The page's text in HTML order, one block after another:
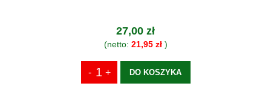
27,00 zł
(netto: 21,95 zł)
DO KOSZYKA